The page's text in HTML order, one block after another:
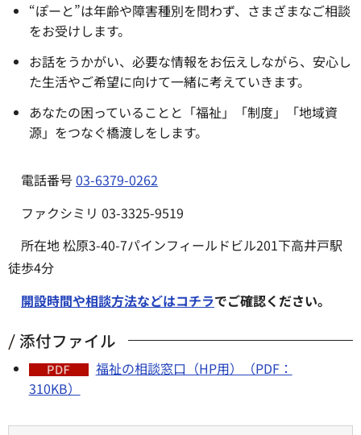
“ぽーと”は年齢や障害種別を問わず、さまざまなご相談
をお受けします。
お話をうかがい、必要な情報をお伝えしながら、安心し
た生活やご希望に向けて一緒に考えていきます。
あなたの困っていることと「福祉」「制度」「地域資
源」をつなぐ橋渡しをします。
電話番号03-6379-0262
ファクシミリ 03-3325-9519
所在地 松原3-40-7パインフィールドビル201下高井戸駅
徒歩4分
開設時間や相談方法などはコチラでご確認ください。
添付ファイル
福祉の相談窓口（HP用）（PDF：
310KB）